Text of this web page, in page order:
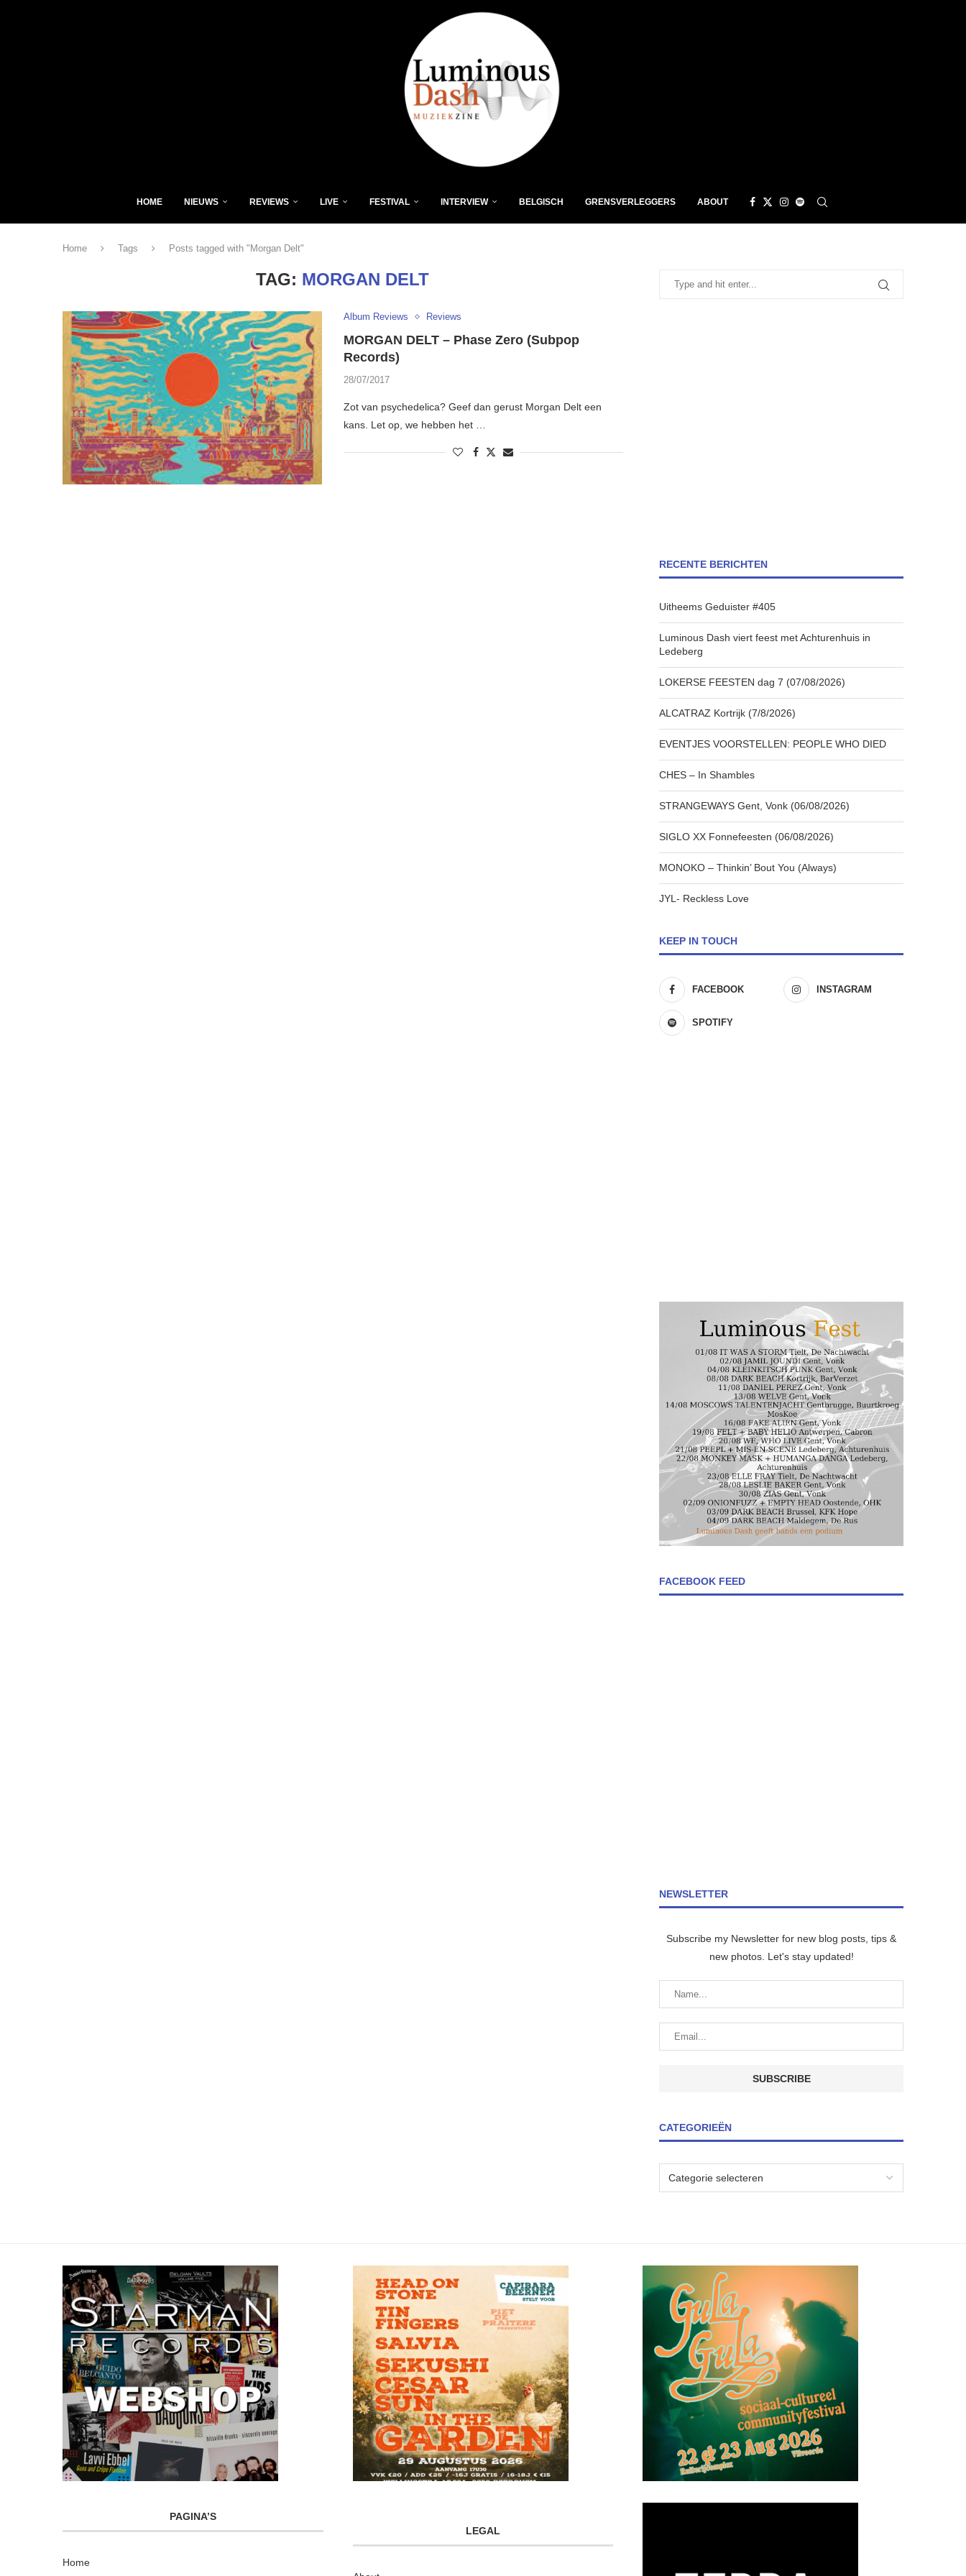
HOME NIEUWS REVIEWS LIVE FESTIVAL INTERVIEW BELGISCH GRENSVERLEGGERS ABOUT
Home Tags Posts tagged with "Morgan Delt"
TAG: MORGAN DELT
Album Reviews Reviews
MORGAN DELT – Phase Zero (Subpop
Records)
28/07/2017
Zot van psychedelica? Geef dan gerust Morgan Delt een
kans. Let op, we hebben het …
RECENTE BERICHTEN
Uitheems Geduister #405
Luminous Dash viert feest met Achturenhuis in
Ledeberg
LOKERSE FEESTEN dag 7 (07/08/2026)
ALCATRAZ Kortrijk (7/8/2026)
EVENTJES VOORSTELLEN: PEOPLE WHO DIED
CHES – In Shambles
STRANGEWAYS Gent, Vonk (06/08/2026)
SIGLO XX Fonnefeesten (06/08/2026)
MONOKO – Thinkin’ Bout You (Always)
JYL- Reckless Love
KEEP IN TOUCH
FACEBOOK INSTAGRAM
SPOTIFY
FACEBOOK FEED
NEWSLETTER
Subscribe my Newsletter for new blog posts, tips &
new photos. Let's stay updated!
CATEGORIEËN
PAGINA’S
Home
LEGAL